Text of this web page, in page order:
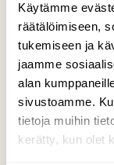
Käytämme
räätälöimiseen,
tukemiseen ja
jaamme
alan
sivustoamme.
tietoja muihin
kerätty, kun olet
Hyytävän